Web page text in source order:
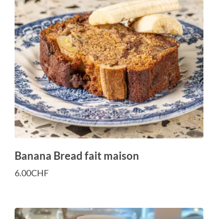
Banana Bread fait maison
6.00CHF